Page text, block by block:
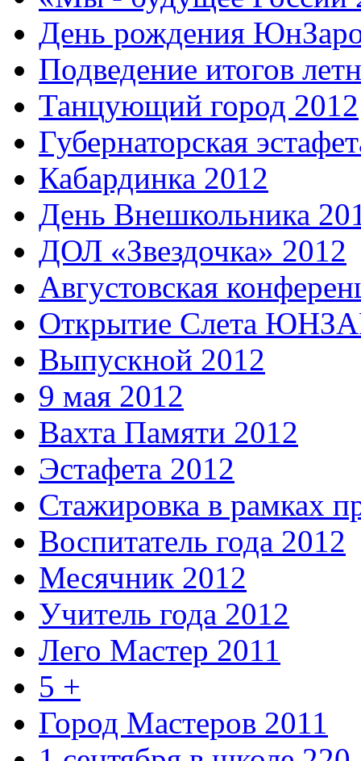
День рождения
Подведение итогов
Танцующий город 2012
Губернаторская
Кабардинка 2012
День Внешкольника
ДОЛ «Звездочка» 2012
Августовская
Открытие Слета
Выпускной 2012
9 мая 2012
Вахта Памяти 2012
Эстафета 2012
Стажировка в рамках
Воспитатель года 2012
Месячник 2012
Учитель года 2012
Лего Мастер 2011
5 +
Город Мастеров 2011